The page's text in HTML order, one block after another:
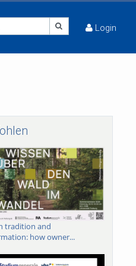
Login
tradition and
how owner...